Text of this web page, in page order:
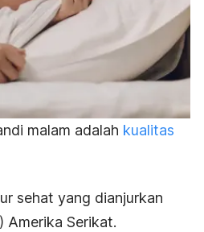
malam adalah kualitas
sehat yang dianjurkan
Serikat.